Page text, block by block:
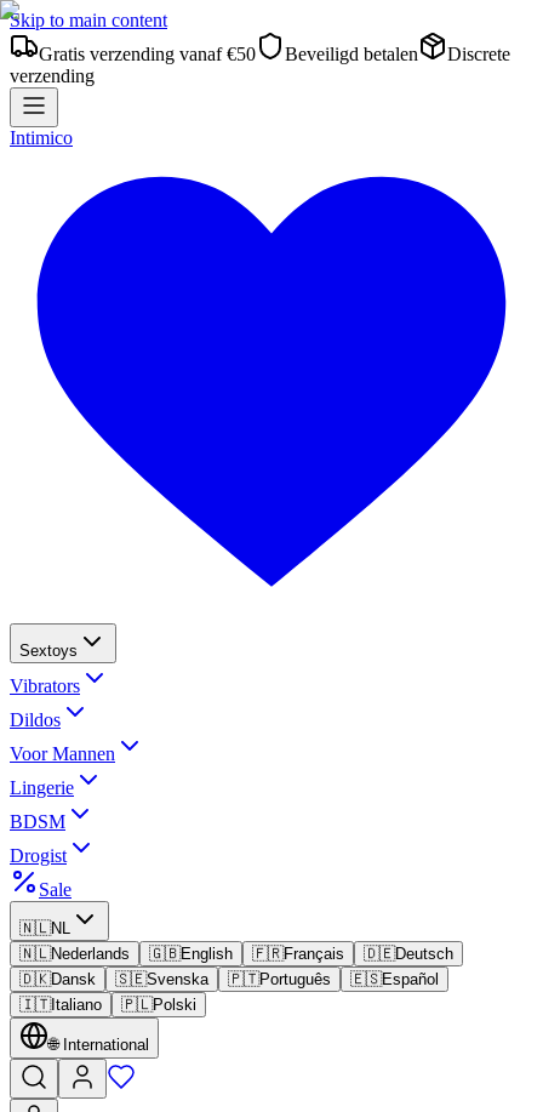
Skip to main content
Gratis verzending vanaf €50
Beveiligd betalen
Discrete
verzending
Intimico
Sextoys
Vibrators
Dildos
Voor Mannen
Lingerie
BDSM
Drogist
Sale
🇳🇱NL
🇳🇱Nederlands 🇬🇧English 🇫🇷Français 🇩🇪Deutsch
🇩🇰Dansk 🇸🇪Svenska 🇵🇹Português 🇪🇸Español
🇮🇹Italiano 🇵🇱Polski
🌐 International